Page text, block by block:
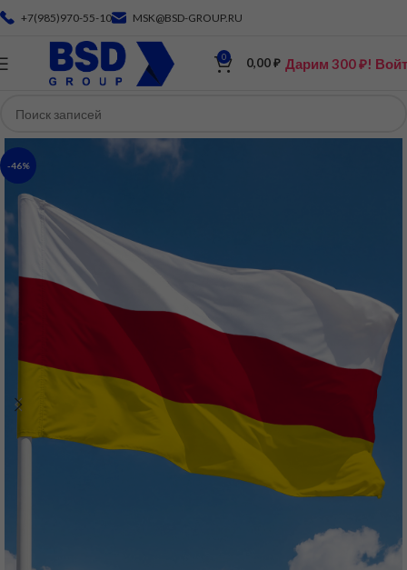
+7(985)970-55-10 MSK@BSD-GROUP.RU
0 0,00₽ Дарим 300 ₽!
-46%